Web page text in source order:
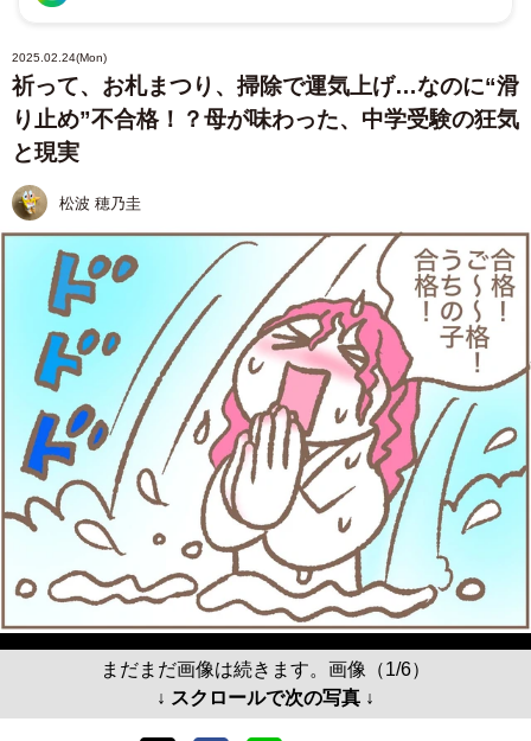
2025.02.24(Mon)
祈って、お札まつり、掃除で運気上げ…なのに“滑
り止め”不合格！？母が味わった、中学受験の狂気
と現実
松波 穂乃圭
まだまだ画像は続きます。画像（1/6）
↓ スクロールで次の写真 ↓